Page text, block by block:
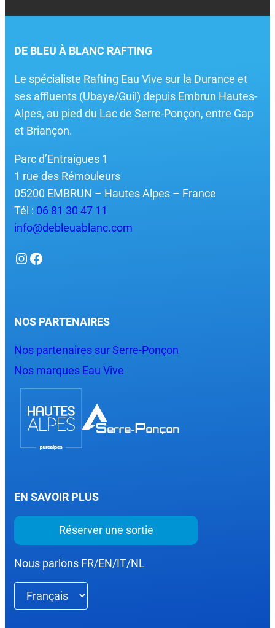
DE BLEU À BLANC RAFTING
Le spécialiste Rafting Eau Vive sur la Durance et
ses affluents (Ubaye/Guil) depuis Embrun Hautes-
Alpes, au pied du Lac de Serre-Ponçon, entre Gap
et Briançon.
Parc d’Entraigues 1
1 rue des Rémouleurs
05200 EMBRUN – Hautes Alpes – France
Tél : 06 81 30 47 11
info@debleuablanc.com
Instagram
Facebook
NOS PARTENAIRES
Nos partenaires sur Serre-Ponçon
Nos marques Eau Vive
EN SAVOIR PLUS
Réserver une sortie
Nous parlons FR/EN/IT/NL
Choisir
une